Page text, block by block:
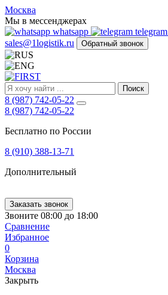
FIRST
Адрес
и
телефон:
Москва,
Алтуфьевское
ш.
д.
48,
корпус
2,
офис
127549
Россия
250-
21-
51,
E-
mail:
sales@1Logistik.ru
Москва
Мы в мессенджерах
whatsapp
telegram
sales@1logistik.ru
Обратный звонок
Поиск
8 (987) 742-05-22
8 (987) 742-05-22
Бесплатно по России
8 (910) 388-13-71
Дополнительный
Заказать звонок
Звоните 08:00 до 18:00
Сравнение
Избранное
0
Корзина
Москва
Закрыть